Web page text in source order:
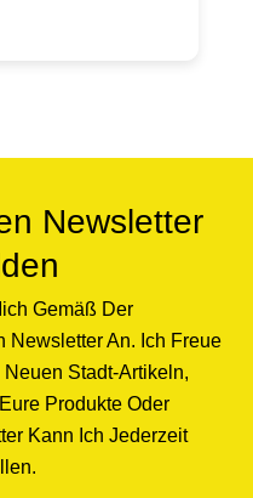
Newsletter
Gemäß Der
Newsletter An. Ich Freue
Stadt-Artikeln,
Produkte Oder
Kann Ich Jederzeit